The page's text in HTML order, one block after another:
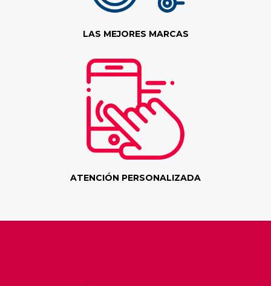
LAS MEJORES MARCAS
ATENCIÓN PERSONALIZADA